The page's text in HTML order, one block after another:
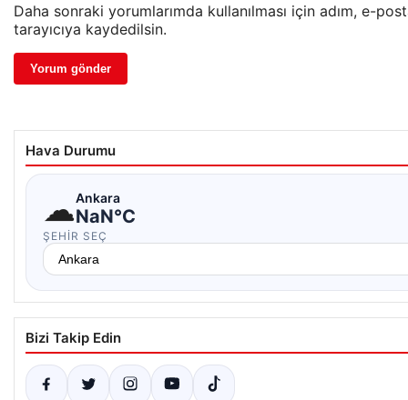
Daha sonraki yorumlarımda kullanılması için adım, e-
tarayıcıya kaydedilsin.
Hava Durumu
☁Ankara
NaN°C
ŞEHIR SEÇ
Bizi Takip Edin